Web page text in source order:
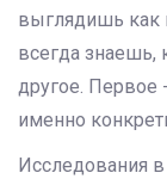
выглядишь как
всегда знаешь,
другое. Первое
именно
Исследования